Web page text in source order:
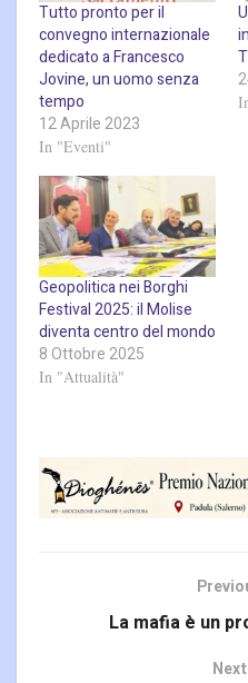
Tutto pronto per il
convegno internazionale
dedicato a Francesco
Jovine, un uomo senza
tempo
12 Aprile 2023
In "Eventi"
Geopolitica nei Borghi
Festival 2025: il Molise
diventa centro del mondo
8 Ottobre 2025
In "Attualità"
La mafia è un